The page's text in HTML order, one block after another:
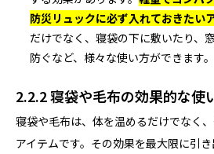
防災リュックに必ず入れておきたい
だけでなく、寝袋の下に敷いたり、
防ぐなど、様々な使い方ができます。
2.2.2 寝袋や毛布の効果的な使
寝袋や毛布は、体を温めるだけでなく
アイテムです。その効果を最大限に引